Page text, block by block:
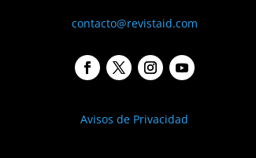
contacto@revistaid.com
Avisos de Privacidad